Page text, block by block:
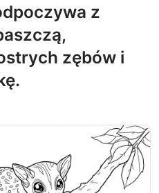
z
zębów i